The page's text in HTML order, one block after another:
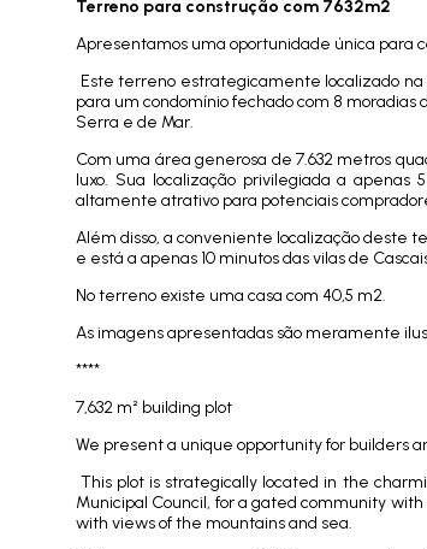
Terreno para construção com 7632m2
Apresentamos uma oportunidade única para
Este terreno estrategicamente localizado
para um condomínio fechado com 8
Serra e de Mar.
Com uma área generosa de 7.632 metros
luxo. Sua localização privilegiada a
altamente atrativo para potenciais
Além disso, a conveniente localização deste
e está a apenas 10 minutos das vilas de
No terreno existe uma casa com 40,5 m2.
As imagens apresentadas são meramente
****
7,632 m² building plot
We present a unique opportunity for builders
This plot is strategically located in the
Municipal Council, for a gated community
with views of the mountains and sea.